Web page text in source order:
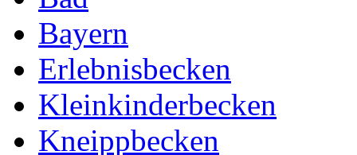
Bayern
Erlebnisbecken
Kleinkinderbecken
Kneippbecken